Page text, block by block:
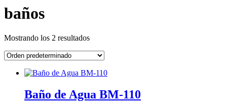
baños
Mostrando los 2 resultados
Baño de Agua BM-110